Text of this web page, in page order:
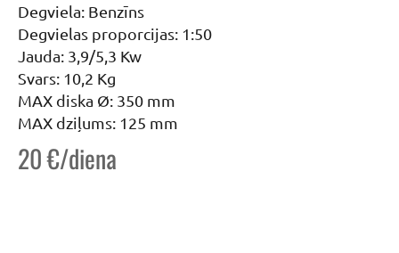
Degviela: Benzīns
Degvielas proporcijas: 1:50
Jauda: 3,9/5,3 Kw
Svars: 10,2 Kg
MAX diska Ø: 350 mm
MAX dziļums: 125 mm
20 €/diena